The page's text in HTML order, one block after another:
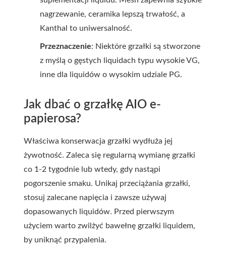
nagrzewanie, ceramika lepszą trwałość, a
Kanthal to uniwersalność.
Przeznaczenie: Niektóre grzałki są stworzone
z myślą o gęstych liquidach typu wysokie VG,
inne dla liquidów o wysokim udziale PG.
Jak dbać o grzałkę AIO e-
papierosa?
Właściwa konserwacja grzałki wydłuża jej
żywotność. Zaleca się regularną wymianę grzałki
co 1-2 tygodnie lub wtedy, gdy nastąpi
pogorszenie smaku. Unikaj przeciążania grzałki,
stosuj zalecane napięcia i zawsze używaj
dopasowanych liquidów. Przed pierwszym
użyciem warto zwilżyć bawełnę grzałki liquidem,
by uniknąć przypalenia.